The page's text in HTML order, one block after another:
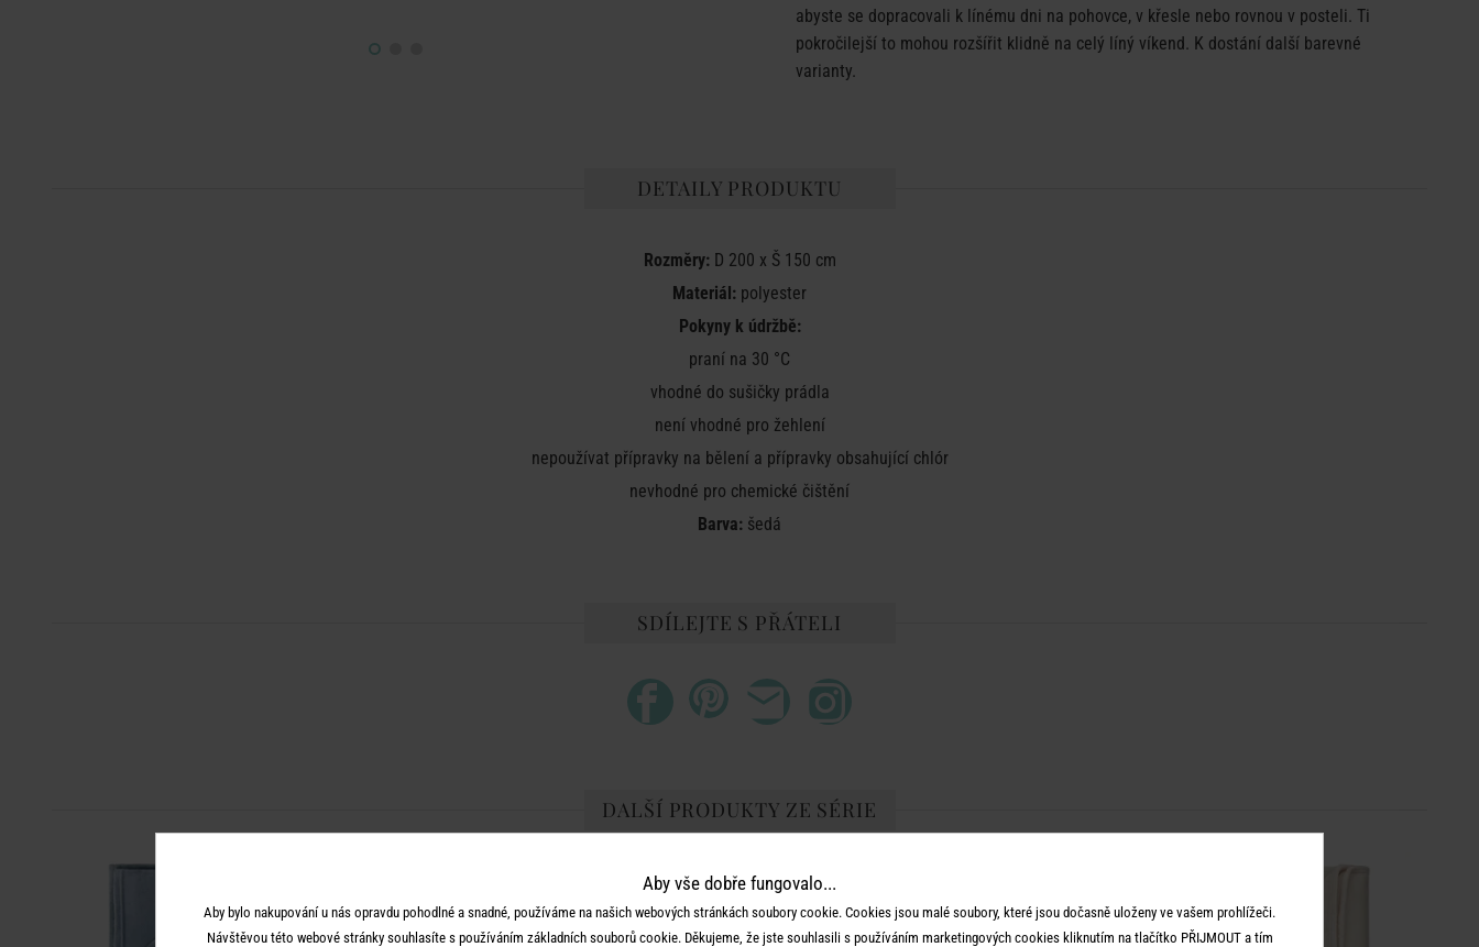
abyste se dopracovali k línému dni na pohovce, v křesle nebo rovnou v posteli. Ti
pokročilejší to mohou rozšířit klidně na celý líný víkend. K dostání další barevné
varianty.
DETAILY PRODUKTU
Rozměry:D 200 x Š 150 cm
Materiál: polyester
Pokyny k údržbě:
praní na 30 °C
vhodné do sušičky prádla
není vhodné pro žehlení
nepoužívat přípravky na bělení a přípravky obsahující chlór
nevhodné pro chemické čištění
Barva: šedá
SDÍLEJTE S PŘÁTELI
DALŠÍ PRODUKTY ZE SÉRIE
Aby vše dobře fungovalo...
Aby bylo nakupování u nás opravdu pohodlné a snadné, používáme na našich webových stránkách soubory cookie. Cookies jsou malé soubory, které jsou dočasně uloženy ve vašem prohlížeči.
Návštěvou této webové stránky souhlasíte s používáním základních souborů cookie. Děkujeme, že jste souhlasili s používáním marketingových cookies kliknutím na tlačítko PŘIJMOUT a tím